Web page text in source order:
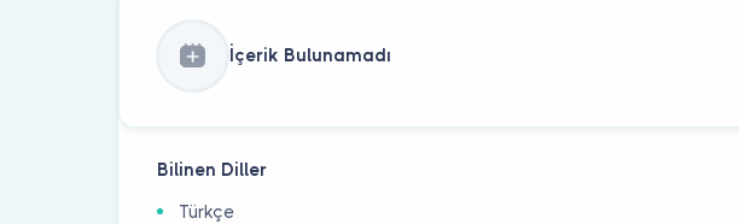
İçerik Bulunamadı
Bilinen Diller
Türkçe